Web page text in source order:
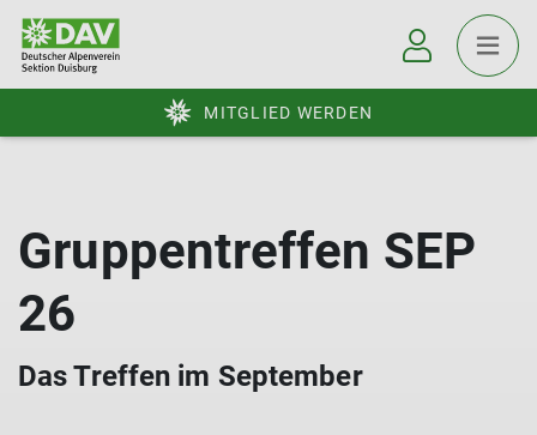
MITGLIED WERDEN
Gruppentreffen SEP
26
Das Treffen im September